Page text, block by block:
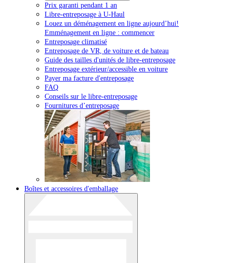
Prix garanti pendant 1 an
Libre-entreposage à U-Haul
Louez un déménagement en ligne aujourd’hui!
Emménagement en ligne : commencer
Entreposage climatisé
Entreposage de VR, de voiture et de bateau
Guide des tailles d'unités de libre-entreposage
Entreposage extérieur/accessible en voiture
Payer ma facture d'entreposage
FAQ
Conseils sur le libre-entreposage
Fournitures d’entreposage
Boîtes et accessoires d'emballage